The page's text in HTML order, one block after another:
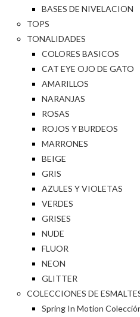
BASES DE NIVELACION
TOPS
TONALIDADES
COLORES BASICOS
CAT EYE OJO DE GATO
AMARILLOS
NARANJAS
ROSAS
ROJOS Y BURDEOS
MARRONES
BEIGE
GRIS
AZULES Y VIOLETAS
VERDES
GRISES
NUDE
FLUOR
NEON
GLITTER
COLECCIONES DE
Spring In Motion